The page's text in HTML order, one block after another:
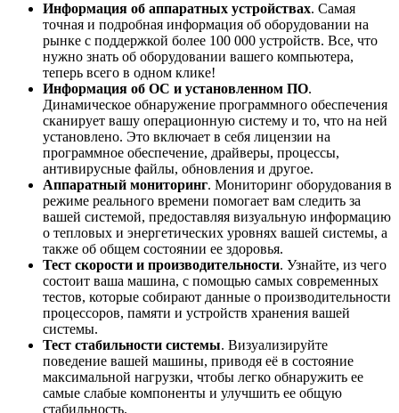
Информация об аппаратных устройствах. Самая
точная и подробная информация об оборудовании на
рынке с поддержкой более 100 000 устройств. Все, что
нужно знать об оборудовании вашего компьютера,
теперь всего в одном клике!
Информация об ОС и установленном ПО.
Динамическое обнаружение программного обеспечения
сканирует вашу операционную систему и то, что на ней
установлено. Это включает в себя лицензии на
программное обеспечение, драйверы, процессы,
антивирусные файлы, обновления и другое.
Аппаратный мониторинг. Мониторинг оборудования в
режиме реального времени помогает вам следить за
вашей системой, предоставляя визуальную информацию
о тепловых и энергетических уровнях вашей системы, а
также об общем состоянии ее здоровья.
Тест скорости и производительности. Узнайте, из чего
состоит ваша машина, с помощью самых современных
тестов, которые собирают данные о производительности
процессоров, памяти и устройств хранения вашей
системы.
Тест стабильности системы. Визуализируйте
поведение вашей машины, приводя её в состояние
максимальной нагрузки, чтобы легко обнаружить ее
самые слабые компоненты и улучшить ее общую
стабильность.